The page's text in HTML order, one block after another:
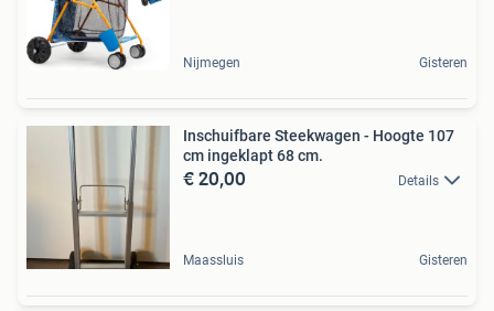
Nijmegen Gisteren
Inschuifbare Steekwagen - Hoogte 107
cm ingeklapt 68 cm.
€ 20,00 Details
Maassluis Gisteren